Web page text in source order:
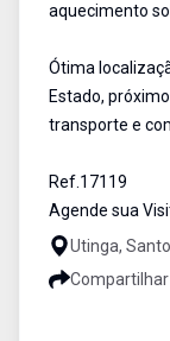
aquecimento
Ótima
Estado,
transporte e
Ref.17119
Agende sua
Utinga,
Compartilhar